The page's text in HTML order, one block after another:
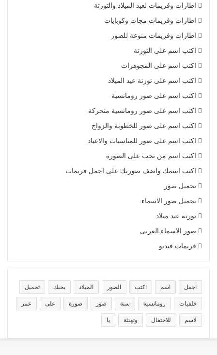
اطارات وفريمات لعيد الميلاد والتورتة
اطارات وفريمات مجات وكوبايات
اطارات وفريمات منوعة للصور
اكتب اسم على التورتة
اكتب اسم على المجوهرات
اكتب اسم على تورتة عيد الميلاد
اكتب اسم على صور رومانسية
اكتب اسم على صور رومانسية متحركة
اكتب اسم على صور للخطوبة والزواج
اكتب اسم على صور للمناسبات والاعياد
اكتب اسم من تحب على الصورة
اكتب اسمك واضف صورتك على اجمل فريمات
تحميل صور
تحميل صور الاسماء
تورتة عيد ميلاد
صور الاسماء العربى
فريمات فيديو
اجمل اسم اكتب الصور الميلاد بحبك تحميل
خلفيات رومانسية سنة صور صورة على عمر
لاسم للاحتفال وتهنئة يا